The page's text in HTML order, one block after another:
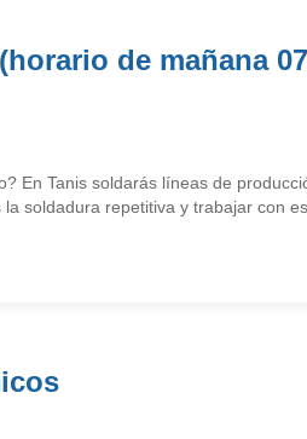
de mañana
En Tanis soldarás líneas de
soldadura repetitiva y trabajar con